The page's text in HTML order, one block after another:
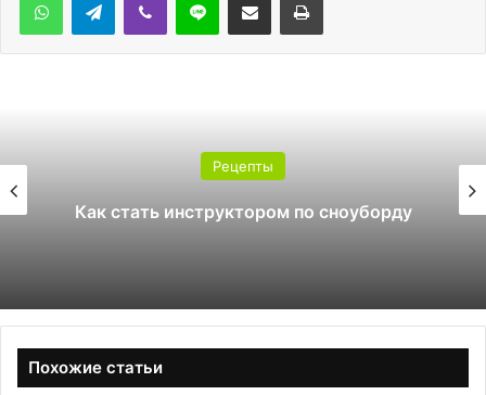
Рецепты
Как стать инструктором по сноуборду
Похожие статьи